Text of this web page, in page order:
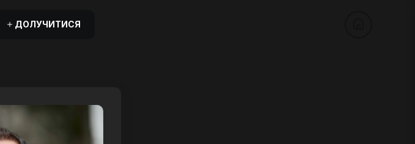
ДОЛУЧИТИСЯ